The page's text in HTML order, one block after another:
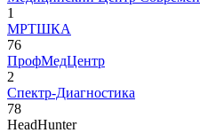
1
МРТШКА
76
ПрофМедЦентр
2
Спектр-Диагностика
78
HeadHunter